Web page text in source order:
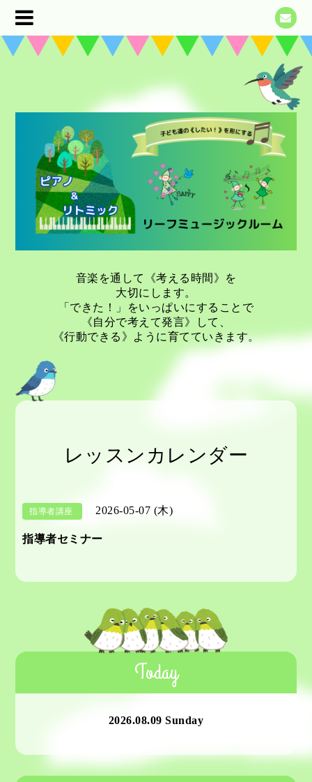
音楽を通して《考える時間》を
大切にします。
「できた！」をいっぱいにすることで
《自分で考えて発言》して、
《行動できる》ように育てていきます。
レッスンカレンダー
指導者講座 2026-05-07 (木)
指導者セミナー
Today
2026.08.09 Sunday